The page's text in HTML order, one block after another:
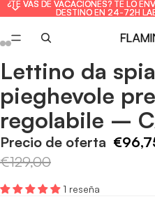
¿TE VAS DE VACACIONES? TE LO
DESTINO EN 24-72H
¿TE VAS DE VACACIONES? TE LO
DESTINO EN 24-72H
Apri
immagine
a
schermo
intero
Apri
immagine
a
schermo
intero
Apri
immagine
a
schermo
intero
Apri
immagine
a
schermo
intero
Apri
immagine
a
schermo
intero
Apri
immagine
a
schermo
intero
Lettino da
pieghevole
regolabile –
Precio de oferta
€129,00
1 reseña